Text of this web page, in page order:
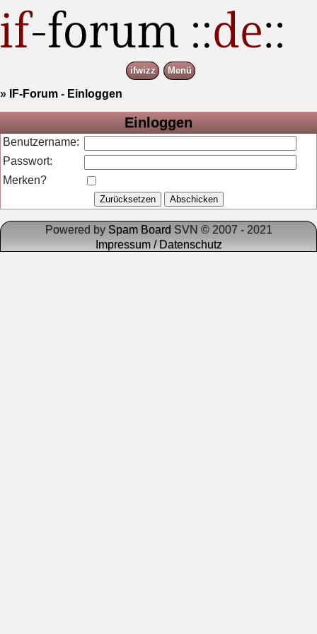
ifwizz Menü
» IF-Forum - Einloggen
Einloggen
Benutzername:
Passwort:
Merken?
Powered by Spam Board SVN © 2007 - 2021
Impressum / Datenschutz